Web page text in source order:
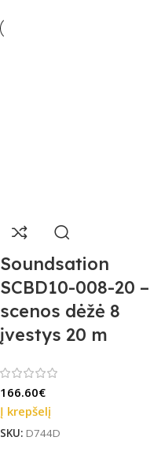
Soundsation
SCBD10-008-20 –
scenos dėžė 8
įvestys 20 m
166.60€
Į krepšelį
SKU: D744D